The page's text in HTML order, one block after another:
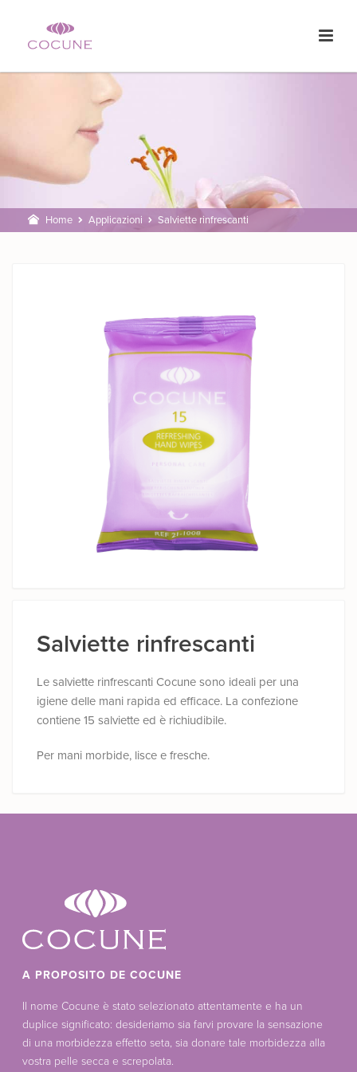
Home Applicazioni Salviette rinfrescanti
Salviette rinfrescanti
Le salviette rinfrescanti Cocune sono ideali per una
igiene delle mani rapida ed efficace. La confezione
contiene 15 salviette ed è richiudibile.
Per mani morbide, lisce e fresche.
A PROPOSITO DE COCUNE
Il nome Cocune è stato selezionato attentamente e ha un
duplice significato: desideriamo sia farvi provare la sensazione
di una morbidezza effetto seta, sia donare tale morbidezza alla
vostra pelle secca e screpolata.